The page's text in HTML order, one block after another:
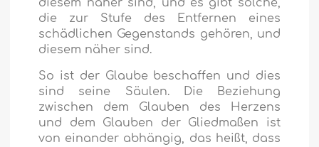
diesem näher sind, und es gibt solche,
die zur Stufe des Entfernen eines
schädlichen Gegenstands gehören, und
diesem näher sind.
So ist der Glaube beschaffen und dies
sind seine Säulen. Die Beziehung
zwischen dem Glauben des Herzens
und dem Glauben der Gliedmaßen ist
von einander abhängig, das heißt, dass